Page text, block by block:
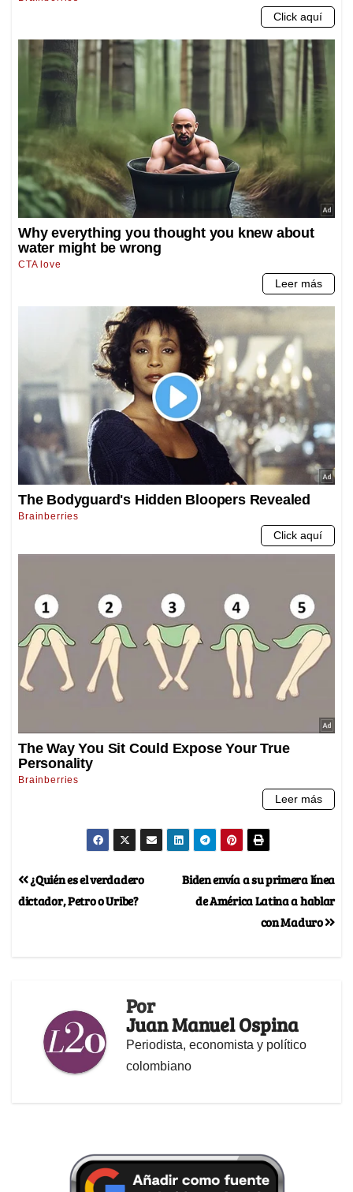
Biden envía a su primera línea
de América Latina a hablar
con Maduro
¿Quién es el verdadero
dictador, Petro o Uribe?
Por
Juan Manuel Ospina
Periodista, economista y político
colombiano